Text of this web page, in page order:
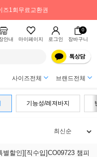
즈1회무료교환권
안내 마이페이지 로그인
0
장바구니
사이즈전체 브랜드전체
기능성/레져바지
별할인][직수입]CO09723 챔피